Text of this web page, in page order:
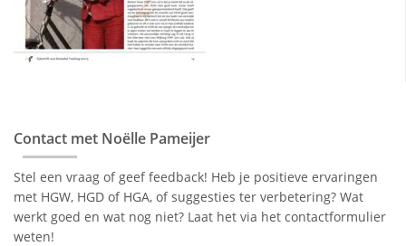
Contact met Noëlle Pameijer
Stel een vraag of geef feedback! Heb je positieve ervaringen
met HGW, HGD of HGA, of suggesties ter verbetering? Wat
werkt goed en wat nog niet? Laat het via het contactformulier
weten!